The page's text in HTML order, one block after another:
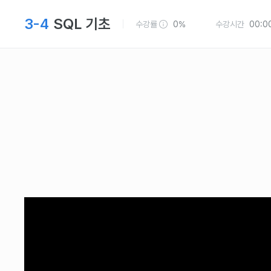
3-4 SQL 기초 수강률 0% 수강시간